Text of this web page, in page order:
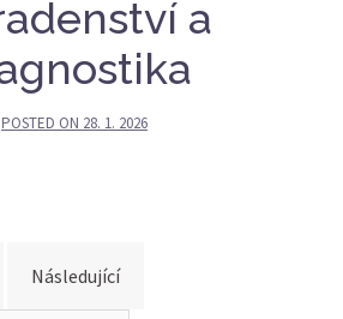
a
POSTED ON 28. 1. 2026
Následující